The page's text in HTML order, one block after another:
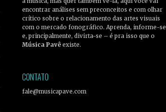
encontrar análises sem preconceitos e com olhar
crítico sobre o relacionamento das artes visuais
com o mercado fonográfico. Aprenda, informe-se
e, principalmente, divirta-se – é pra isso que o
Música Pavê existe.
CONTATO
fale@musicapave.com